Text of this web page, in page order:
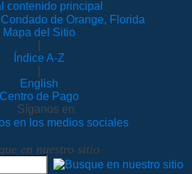
contenido principal
Mapa del Sitio
Índice A-Z
English
Centro de Pago
Síganos en
en nuestro sitio